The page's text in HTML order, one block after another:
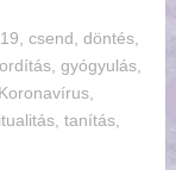
,csend,döntés,
,gyógyulás,
Koronavírus,
,tanítás,